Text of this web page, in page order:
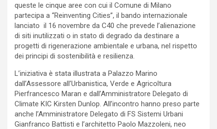
queste le cinque aree con cui il Comune di Milano
partecipa a “Reinventing Cities”, il bando internazionale
lanciato il 16 novembre da C40 che prevede l’alienazione
di siti inutilizzati o in stato di degrado da destinare a
progetti di rigenerazione ambientale e urbana, nel rispetto
dei principi di sostenibilità e resilienza.
L’iniziativa è stata illustrata a Palazzo Marino
dall’Assessore all’Urbanistica, Verde e Agricoltura
Pierfrancesco Maran e dall’Amministratore Delegato di
Climate KIC Kirsten Dunlop. All’incontro hanno preso parte
anche l’Amministratore Delegato di FS Sistemi Urbani
Gianfranco Battisti e l’architetto Paolo Mazzoleni, neo